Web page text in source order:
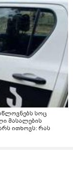
სოც
მასალების
ითხოვს: რას